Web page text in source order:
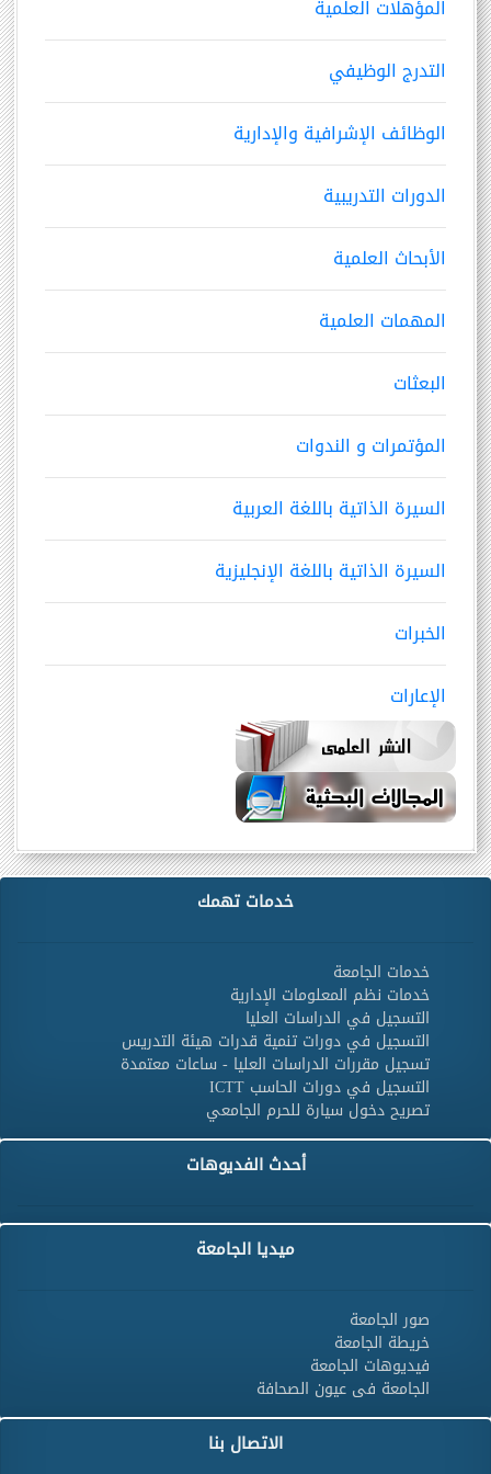
المؤهلات العلمية
التدرج الوظيفي
الوظائف الإشرافية والإدارية
الدورات التدريبية
الأبحاث العلمية
المهمات العلمية
البعثات
المؤتمرات و الندوات
السيرة الذاتية باللغة العربية
السيرة الذاتية باللغة الإنجليزية
الخبرات
الإعارات
خدمات تهمك
خدمات الجامعة
خدمات نظم المعلومات الإدارية
التسجيل في الدراسات العليا
التسجيل في دورات تنمية قدرات هيئة التدريس
تسجيل مقررات الدراسات العليا - ساعات معتمدة
التسجيل في دورات الحاسب ICTT
تصريح دخول سيارة للحرم الجامعي
أحدث الفديوهات
ميديا الجامعة
صور الجامعة
خريطة الجامعة
فيديوهات الجامعة
الجامعة فى عيون الصحافة
الاتصال بنا